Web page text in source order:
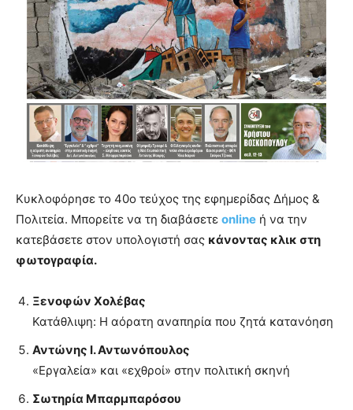
you
meaning
pain.
pornhun
hd
porn
Κυκλοφόρησε το 40ο τεύχος της εφημερίδας Δήμος &
Πολιτεία. Μπορείτε να τη διαβάσετε online ή να την
κατεβάσετε στον υπολογιστή σας κάνοντας κλικ στη
φωτογραφία.
Ξενοφών Χολέβας
Κατάθλιψη: Η αόρατη αναπηρία που ζητά κατανόηση
Αντώνης Ι. Αντωνόπουλος
«Εργαλεία» και «εχθροί» στην πολιτική σκηνή
Σωτηρία Μπαρμπαρόσου